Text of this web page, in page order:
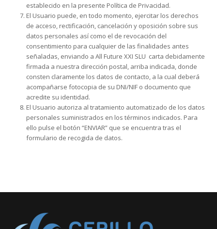
establecido en la presente Política de Privacidad.
El Usuario puede, en todo momento, ejercitar los derechos
de acceso, rectificación, cancelación y oposición sobre sus
datos personales así como el de revocación del
consentimiento para cualquier de las finalidades antes
señaladas, enviando a All Future XXI SLU carta debidamente
firmada a nuestra dirección postal, arriba indicada, donde
consten claramente los datos de contacto, a la cual deberá
acompañarse fotocopia de su DNI/NIF o documento que
acredite su identidad.
El Usuario autoriza al tratamiento automatizado de los datos
personales suministrados en los términos indicados. Para
ello pulse el botón “ENVIAR” que se encuentra tras el
formulario de recogida de datos.